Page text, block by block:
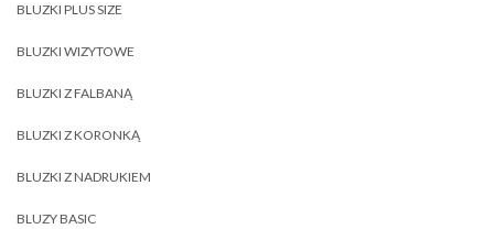
BLUZKI PLUS SIZE
BLUZKI WIZYTOWE
BLUZKI Z FALBANĄ
BLUZKI Z KORONKĄ
BLUZKI Z NADRUKIEM
BLUZY BASIC